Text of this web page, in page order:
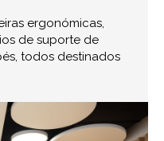
ergonómicas,
de suporte de
todos destinados